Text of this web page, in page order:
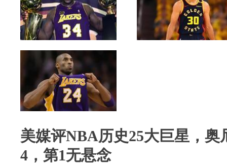
美媒评NBA历史25大巨星，奥
4，第1无悬念